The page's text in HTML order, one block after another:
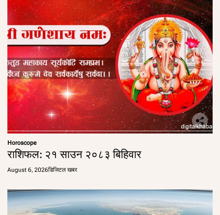
Horoscope
राशिफल: २१ साउन २०८३ बिहिवार
August 6, 2026डिजिटल खबर